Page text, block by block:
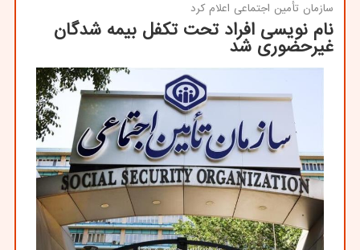
سازمان تأمین اجتماعی اعلام كرد
نام نویسی افراد تحت تکفل بیمه شدگان
غیرحضوری شد